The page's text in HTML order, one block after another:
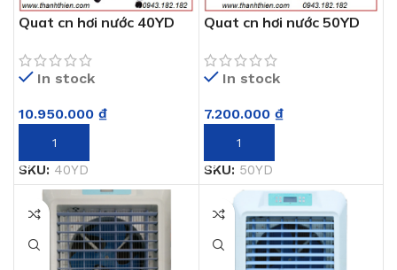
Quat cn hơi nước 40YD
In stock
10.950.000 ₫
THÊM VÀO GIỎ HÀNG
SKU: 40YD
Quat cn hơi nước 50YD
In stock
7.200.000 ₫
THÊM VÀO GIỎ HÀNG
SKU: 50YD